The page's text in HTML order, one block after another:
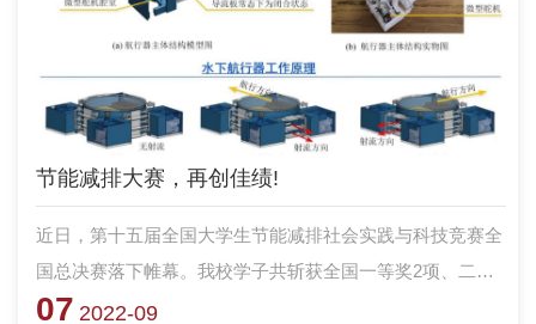
节能减排大赛，再创佳绩!
近日，第十五届全国大学生节能减排社会实践与科技竞赛全
国总决赛落下帷幕。我校学子共斩获全国一等奖2项、二等
奖3项、三等奖2项，并获优秀组织奖。本届大赛还设立了未
07 2022-09